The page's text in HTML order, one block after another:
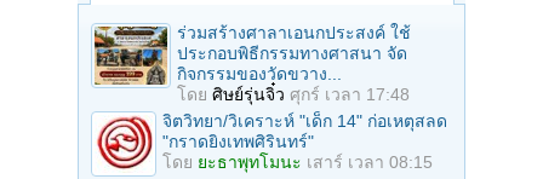
ร่วมสร้างศาลาเอนกประสงค์ ใช้
ประกอบพิธีกรรมทางศาสนา จัด
กิจกรรมของวัดขวาง...
โดย ศิษย์รุ่นจิ๋ว ศุกร์ เวลา 17:48
จิตวิทยา/วิเคราะห์ "เด็ก 14" ก่อเหตุสลด
"กราดยิงเทพศิรินทร์"
โดย ยะธาพุทโมนะ เสาร์ เวลา 08:15